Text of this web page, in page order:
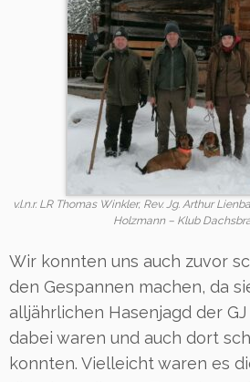
v.l.n.r. LR Thomas Winkler, Rev. Jg. Arthur
Holzmann – Klub
Wir konnten uns auch zuvor
den Gespannen machen, da
alljährlichen Hasenjagd der
dabei waren und auch dort
konnten. Vielleicht waren es